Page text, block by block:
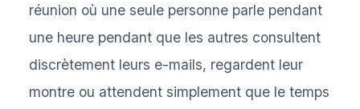
réunion où une seule personne parle pendant
une heure pendant que les autres consultent
discrètement leurs e-mails, regardent leur
montre ou attendent simplement que le temps